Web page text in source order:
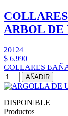
ARBOL DE
20124
$ 6.990
COLLARES
AÑADIR
DISPONIBLE
Productos